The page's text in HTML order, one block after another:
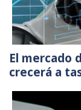
El mercado
crecerá a